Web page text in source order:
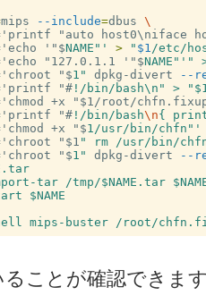
mips --include=dbus \
"auto host0\niface
'"$
NAME"' > " $1/etc/
"127.0.1.1 '"$
NAME"' "
"$
1" dpkg-divert --
"#
!/bin/bash\n" >
+x "$
1/root/
"#
!/bin/bash\n{
+x "$
1/usr/bin/chfn"'
"$
1 " rm /usr/bin/
"$
1" dpkg-divert --
ことが確認できます